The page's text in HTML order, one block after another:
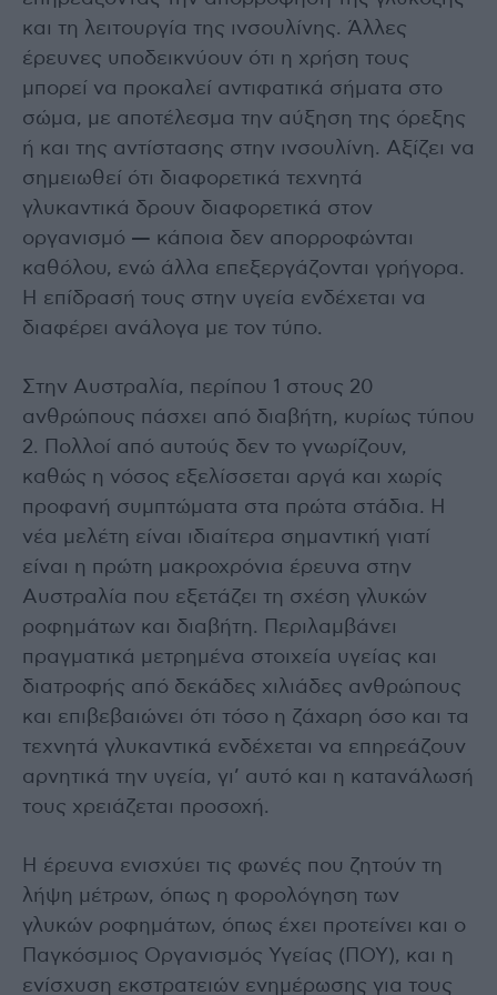
και τη λειτουργία της ινσουλίνης. Άλλες
έρευνες υποδεικνύουν ότι η χρήση τους
μπορεί να προκαλεί αντιφατικά σήματα στο
σώμα, με αποτέλεσμα την αύξηση της όρεξης
ή και της αντίστασης στην ινσουλίνη. Αξίζει να
σημειωθεί ότι διαφορετικά τεχνητά
γλυκαντικά δρουν διαφορετικά στον
οργανισμό — κάποια δεν απορροφώνται
καθόλου, ενώ άλλα επεξεργάζονται γρήγορα.
Η επίδρασή τους στην υγεία ενδέχεται να
διαφέρει ανάλογα με τον τύπο.
Στην Αυστραλία, περίπου 1 στους 20
ανθρώπους πάσχει από διαβήτη, κυρίως τύπου
2. Πολλοί από αυτούς δεν το γνωρίζουν,
καθώς η νόσος εξελίσσεται αργά και χωρίς
προφανή συμπτώματα στα πρώτα στάδια. Η
νέα μελέτη είναι ιδιαίτερα σημαντική γιατί
είναι η πρώτη μακροχρόνια έρευνα στην
Αυστραλία που εξετάζει τη σχέση γλυκών
ροφημάτων και διαβήτη. Περιλαμβάνει
πραγματικά μετρημένα στοιχεία υγείας και
διατροφής από δεκάδες χιλιάδες ανθρώπους
και επιβεβαιώνει ότι τόσο η ζάχαρη όσο και τα
τεχνητά γλυκαντικά ενδέχεται να επηρεάζουν
αρνητικά την υγεία, γι’ αυτό και η κατανάλωσή
τους χρειάζεται προσοχή.
Η έρευνα ενισχύει τις φωνές που ζητούν τη
λήψη μέτρων, όπως η φορολόγηση των
γλυκών ροφημάτων, όπως έχει προτείνει και ο
Παγκόσμιος Οργανισμός Υγείας (ΠΟΥ), και η
ενίσχυση εκστρατειών ενημέρωσης για τους